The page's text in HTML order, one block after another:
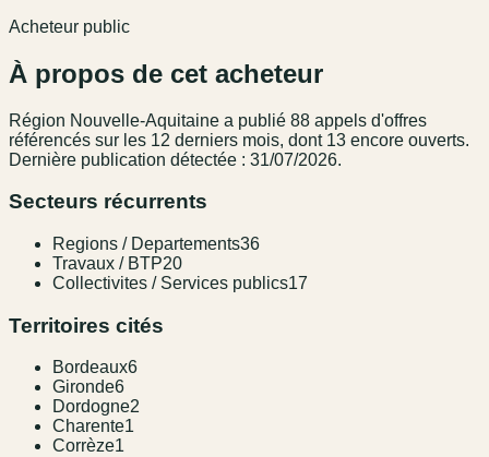
Acheteur public
À propos de cet acheteur
Région Nouvelle-Aquitaine a publié 88 appel s d'offres
référencés sur les 12 derniers mois, dont 13 encore ouverts.
Dernière publication détectée : 31/07/2026.
Secteurs récurrents
Regions / Departements36
Travaux / BTP20
Collectivites / Services publics17
Territoires cités
Bordeaux6
Gironde6
Dordogne2
Charente1
Corrèze1